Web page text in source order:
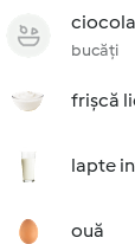
bucăți
frișcă
lapte
ouă